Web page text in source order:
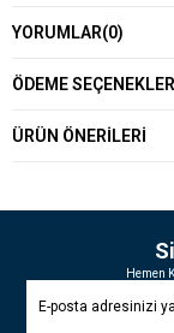
YORUMLAR(0)
ÖDEME
ÜRÜN ÖNERILERI
Hemen